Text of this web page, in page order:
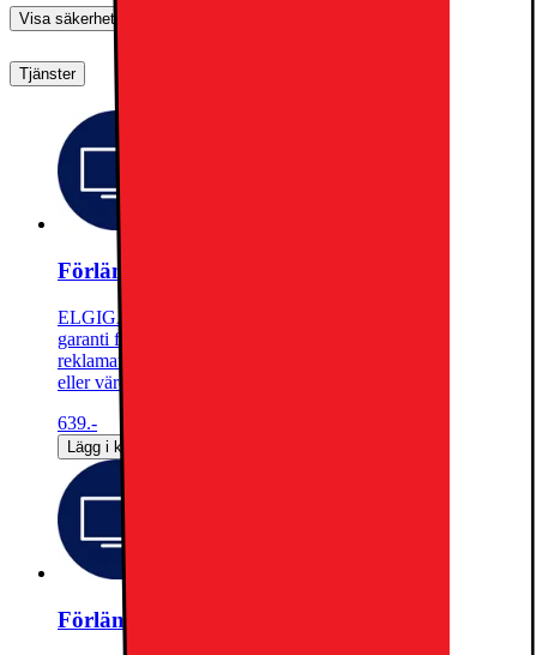
Visa säkerhetsinformation
Tjänster
Förlängd garanti för TV (upp till total 5 år)
ELGIGANTEN FÖRLÄNGD GARANTIMed en förlängd
garanti fortsätter du att skydda din TV efter garanti- och
reklamationstiden har löpt ut. Ingen självrisk, åldersavdrag
eller värdeminskning.
639.-
Lägg i kundvagn
Förlängd garanti för TV (upp till total 7 år)